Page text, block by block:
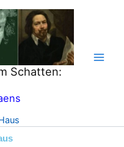
Schatten: